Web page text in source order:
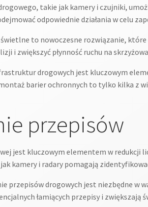
takie jak kamery i czujniki,
odpowiednie działania w celu
to nowoczesne rozwiązanie,
i zwiększyć płynność ruchu na
drogowych jest kluczowym
barier ochronnych to tylko kilka z
przepisów
jest kluczowym elementem w redukcji
kamery i radary pomagają
przepisów drogowych jest niezbędne w
łamiących przepisy i zwiększają